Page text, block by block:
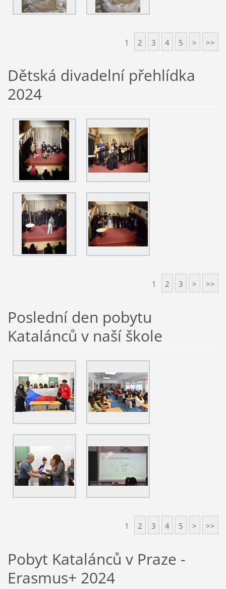
1 2 3 4 5 > >>
Dětská divadelní přehlídka
2024
1 2 3 > >>
Poslední den pobytu
Katalánců v naší škole
1 2 3 4 5 > >>
Pobyt Katalánců v Praze -
Erasmus+ 2024